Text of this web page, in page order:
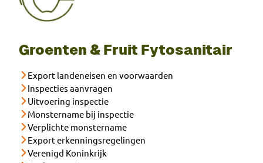
Groenten & Fruit Fytosanitair
Export landeneisen en voorwaarden
Inspecties aanvragen
Uitvoering inspectie
Monstername bij inspectie
Verplichte monstername
Export erkenningsregelingen
Verenigd Koninkrijk